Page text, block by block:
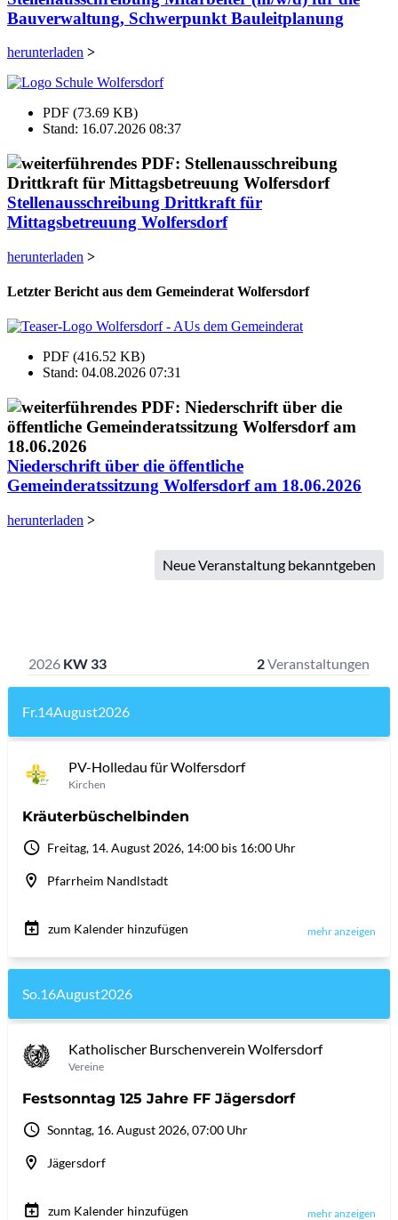
Bauverwaltung, Schwerpunkt Bauleitplanung
herunterladen >
PDF (73.69 KB)
Stand: 16.07.2026 08:37
Stellenausschreibung Drittkraft für
Mittagsbetreuung Wolfersdorf
herunterladen >
Letzter Bericht aus dem Gemeinderat Wolfersdorf
PDF (416.52 KB)
Stand: 04.08.2026 07:31
Niederschrift über die öffentliche
Gemeinderatssitzung Wolfersdorf am 18.06.2026
herunterladen >